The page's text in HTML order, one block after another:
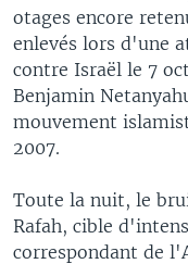
otages encore
enlevés lors d'une
contre Israël le 7
Benjamin
mouvement
2007.
Toute la nuit, le
Rafah, cible
correspondant de